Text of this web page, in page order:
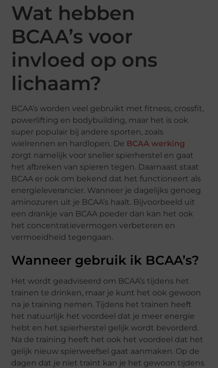
Wat hebben
BCAA’s voor
invloed op ons
lichaam?
BCAA’s worden veel gebruikt met fitness, crossfit,
powerlifting en bodybuilding, maar het is ook
super populair bij andere sporten, zoals
wielrennen en hardlopen. De BCAA werking
zorgt namelijk voor sneller spierherstel en gaat
het afbreken van spieren tegen. Daarnaast staat
BCAA er ook om bekend dat het functioneert als
energieleverancier. Wanneer je dagelijks genoeg
aminozuren uit je BCAA’s haalt. Bijvoorbeeld uit
een drankje van BCAA poeder dan kan het ook
het concentratievermogen verbeteren en
vermoeidheid tegengaan.
Wanneer gebruik ik BCAA’s?
Het wordt geadviseerd om BCAA’s tijdens het
trainen te drinken, maar je kunt het ook gewoon
na je training nemen. Tijdens het trainen heeft
het natuurlijk het voordeel dat je meer energie
hebt en het spierherstel gelijk wordt bevorderd.
Na de training heeft het ook het voordeel dat het
gelijk nieuw spierweefsel gaat aanmaken. Op de
dagen dat je niet traint kan je het gewoon tijdens